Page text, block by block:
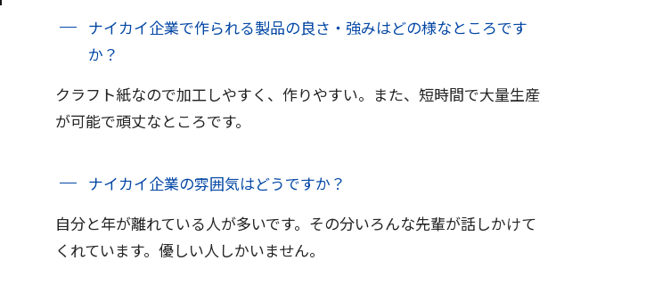
ナイカイ企業で作られる製品の良さ・強みはどの様なところです
か？
クラフト紙なので加工しやすく、作りやすい。また、短時間で大量生産
が可能で頑丈なところです。
ナイカイ企業の雰囲気はどうですか？
自分と年が離れている人が多いです。その分いろんな先輩が話しかけて
くれています。優しい人しかいません。